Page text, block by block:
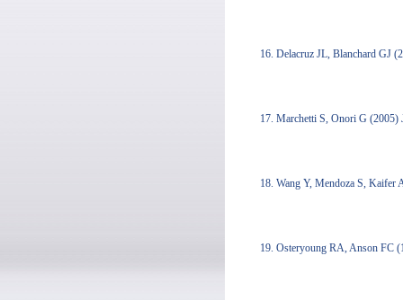
16. Delacruz JL, Blanchard GJ
17. Marchetti S, Onori G (2005)
18. Wang Y, Mendoza S, Kaifer
19. Osteryoung RA, Anson FC